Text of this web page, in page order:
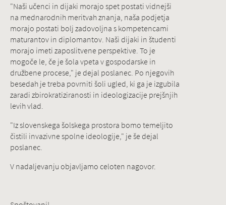
"Naši učenci in dijaki morajo spet postati vidnejši
na mednarodnih meritvah znanja, naša podjetja
morajo postati bolj zadovoljna s kompetencami
maturantov in diplomantov. Naši dijaki in študenti
morajo imeti zaposlitvene perspektive. To je
mogoče le, če je šola vpeta v gospodarske in
družbene procese," je dejal poslanec. Po njegovih
besedah je treba povrniti šoli ugled, ki ga je izgubila
zaradi zbirokratiziranosti in ideologizacije prejšnjih
levih vlad.
"Iz slovenskega šolskega prostora bomo temeljito
čistili invazivne spolne ideologije," je še dejal
poslanec.
V nadaljevanju objavljamo celoten nagovor.